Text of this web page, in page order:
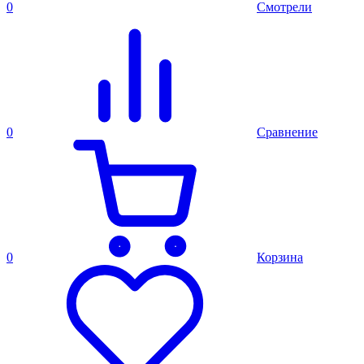
0 Смотрели
0 Сравнение
0 Корзина